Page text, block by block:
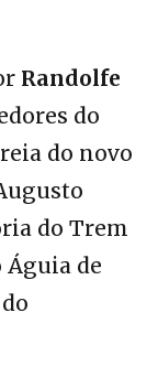
Randolfe
do
do novo
do Trem
Águia de